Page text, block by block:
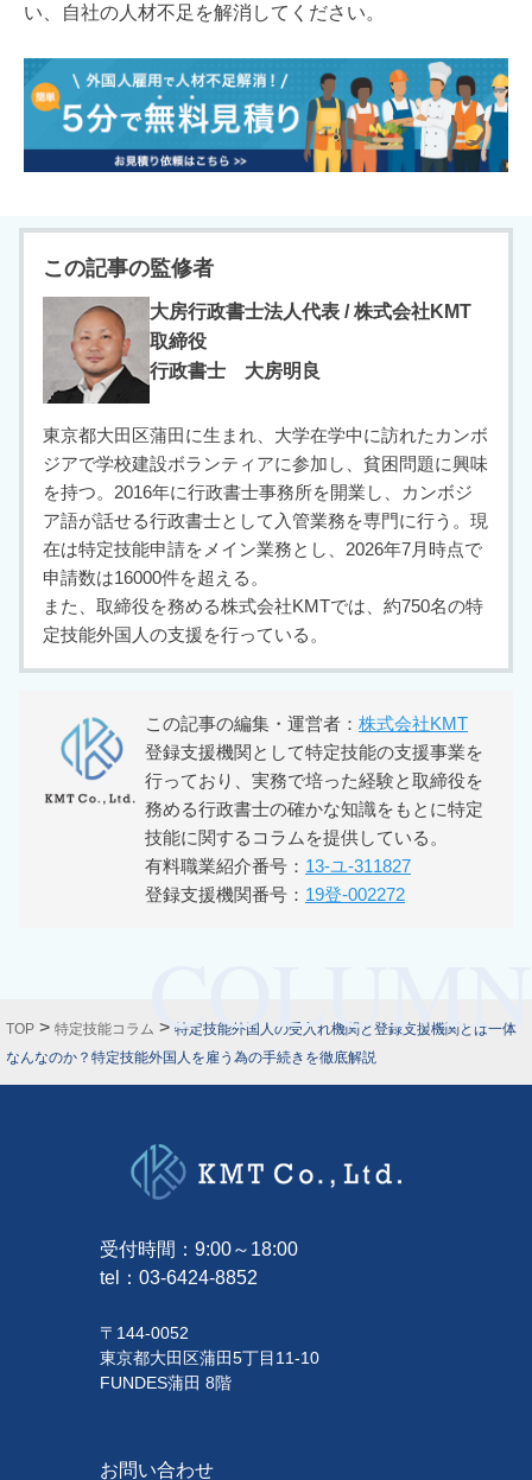
い、自社の人材不足を解消してください。
この記事の監修者
大房行政書士法人代表 / 株式会社KMT
取締役
行政書士 大房明良
東京都大田区蒲田に生まれ、大学在学中に訪れたカンボ
ジアで学校建設ボランティアに参加し、貧困問題に興味
を持つ。2016年に行政書士事務所を開業し、カンボジ
ア語が話せる行政書士として入管業務を専門に行う。現
在は特定技能申請をメイン業務とし、2026年7月時点で
申請数は16000件を超える。
また、取締役を務める株式会社KMTでは、約750名の特
定技能外国人の支援を行っている。
この記事の編集・運営者： 株式会社KMT
登録支援機関として特定技能の支援事業を
行っており、実務で培った経験と取締役を
務める行政書士の確かな知識をもとに特定
技能に関するコラムを提供している。
有料職業紹介番号： 13-ユ-311827
登録支援機関番号： 19登-002272
TOP > 特定技能コラム > 特定技能外国人の受入れ機関と登録支援機関とは一体
なんなのか？特定技能外国人を雇う為の手続きを徹底解説
受付時間：9:00～18:00
tel： 03-6424-8852
〒144-0052
東京都大田区蒲田5丁目11-10
FUNDES蒲田 8階
お問い合わせ